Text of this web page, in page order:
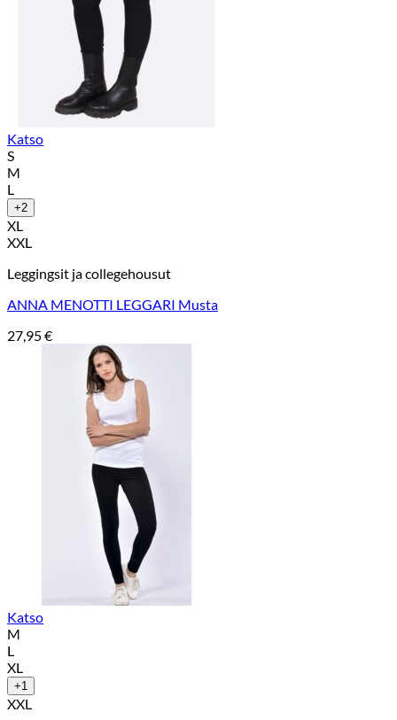
Katso
S
M
L
+2
XL
XXL
Leggingsit ja collegehousut
ANNA MENOTTI LEGGARI Musta
27,95€
Katso
M
L
XL
+1
XXL